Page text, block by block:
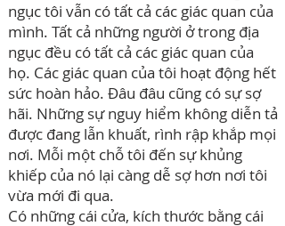
ngục tôi vẫn có tất cả các giác quan của
mình. Tất cả những người ở trong địa
ngục đều có tất cả các giác quan của
họ. Các giác quan của tôi hoạt động hết
sức hoàn hảo. Đâu đâu cũng có sự sợ
hãi. Những sự nguy hiểm không diễn tả
được đang lẫn khuất, rình rập khắp mọi
nơi. Mỗi một chỗ tôi đến sự khủng
khiếp của nó lại càng dễ sợ hơn nơi tôi
vừa mới đi qua.
Có những cái cửa, kích thước bằng cái